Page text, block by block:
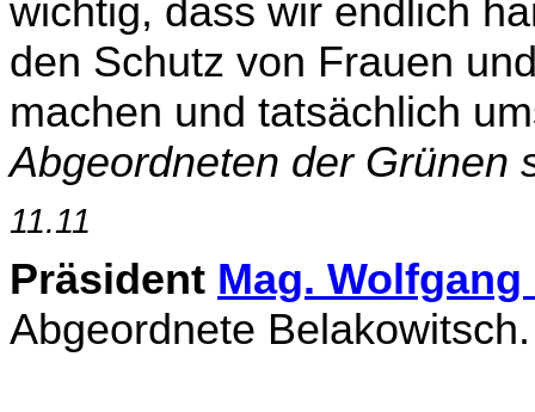
wichtig, dass wir endlich
den Schutz von Frauen
machen und tatsächlich
Abgeordneten der Grünen
11.11
Präsident Mag.
Abgeordnete